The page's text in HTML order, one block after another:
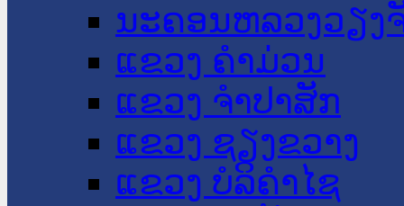
ນະ​ຄອນ​ຫລວງວຽງ
ແຂວງ ຄໍາມ່ວນ
ແຂວງ ຈໍາປາສັກ
ແຂວງ ຊຽງຂວາງ
ແຂວງ ບໍລິຄໍາໄຊ